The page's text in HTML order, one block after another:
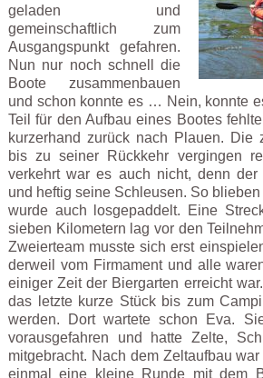
geladen und
gemeinschaftlich zum
Ausgangspunkt gefahren.
Nun nur noch schnell die
Boote zusammenbauen
und schon konnte es … Nein, konnte
Teil für den Aufbau eines Bootes
kurzerhand zurück nach Plauen. Die
bis zu seiner Rückkehr vergingen
verkehrt war es auch nicht, denn der
und heftig seine Schleusen. So
wurde auch losgepaddelt. Eine
sieben Kilometern lag vor den
Zweierteam musste sich erst
derweil vom Firmament und alle
einiger Zeit der Biergarten erreicht
das letzte kurze Stück bis zum
werden. Dort wartete schon Eva.
vorausgefahren und hatte Zelte,
mitgebracht. Nach dem Zeltaufbau
einmal eine kleine Runde mit dem